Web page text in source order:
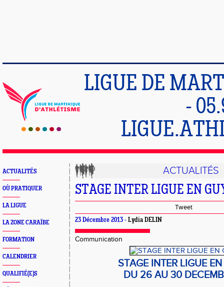
LIGUE DE
-
ACTUALITÉS
OÙ PRATIQUER
LA LIGUE
LA ZONE CARAÏBE
FORMATION
CALENDRIER
QUALIFIÉ(E)S
ACTUALITÉS
STAGE INTER LIGUE EN
Tweet
23 Décembre 2013 - Lydia DELIN
Communication
STAGE INTER LIGUE
DU 26 AU 30